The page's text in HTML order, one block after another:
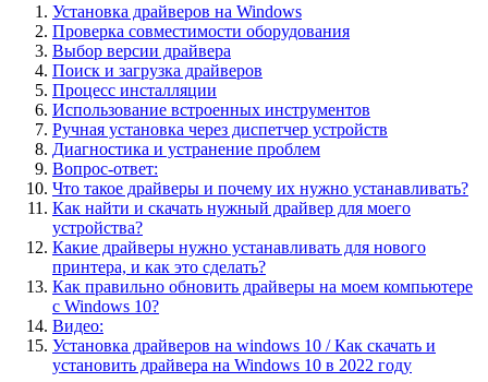
Установка драйверов на Windows
Проверка совместимости оборудования
Выбор версии драйвера
Поиск и загрузка драйверов
Процесс инсталляции
Использование встроенных инструментов
Ручная установка через диспетчер устройств
Диагностика и устранение проблем
Вопрос-ответ:
Что такое драйверы и почему их нужно устанавливать?
Как найти и скачать нужный драйвер для моего
устройства?
Какие драйверы нужно устанавливать для нового
принтера, и как это сделать?
Как правильно обновить драйверы на моем компьютере
с Windows 10?
Видео:
Установка драйверов на windows 10 / Как скачать и
установить драйвера на Windows 10 в 2022 году